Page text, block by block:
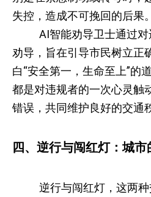
失控，造成不可挽回的后果。
AI智能劝导卫士通过
劝导，旨在引导市民树立正
白“安全第一，生命至上”的
都是对违规者的一次心灵触
错误，共同维护良好的交通
四、逆行与闯红灯：城市
逆行与闯红灯，这两